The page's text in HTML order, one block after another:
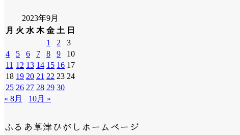
2023年9月
月 火 水 木 金 土 日
1
2
3
4
5 6 7 8 9
10
11 12 13 14 15 16 17
18 19 20 21 22 23 24
25 26 27 28 29 30
« 8月
10月 »
ふるあ草津ひがしホームページ